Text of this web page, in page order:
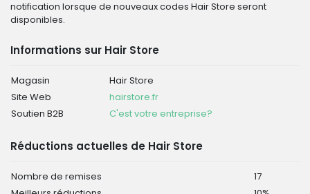
notification lorsque de nouveaux codes Hair Store seront
disponibles.
Informations sur Hair Store
Magasin
Hair Store
Site Web
hairstore.fr
Soutien B2B
C'est votre entreprise?
Réductions actuelles de Hair Store
Nombre de remises
17